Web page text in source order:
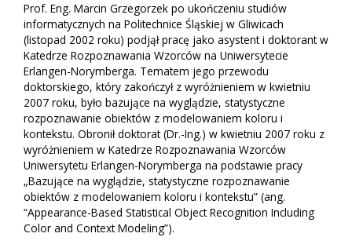
Prof. Eng. Marcin Grzegorzek po ukończeniu studiów
informatycznych na Politechnice Śląskiej w Gliwicach
(listopad 2002 roku) podjął pracę jako asystent i doktorant w
Katedrze Rozpoznawania Wzorców na Uniwersytecie
Erlangen-Norymberga. Tematem jego przewodu
doktorskiego, który zakończył z wyróżnieniem w kwietniu
2007 roku, było bazujące na wyglądzie, statystyczne
rozpoznawanie obiektów z modelowaniem koloru i
kontekstu. Obronił doktorat (Dr.-Ing.) w kwietniu 2007 roku z
wyróżnieniem w Katedrze Rozpoznawania Wzorców
Uniwersytetu Erlangen-Norymberga na podstawie pracy
„Bazujące na wyglądzie, statystyczne rozpoznawanie
obiektów z modelowaniem koloru i kontekstu” (ang.
“Appearance-Based Statistical Object Recognition Including
Color and Context Modeling”).